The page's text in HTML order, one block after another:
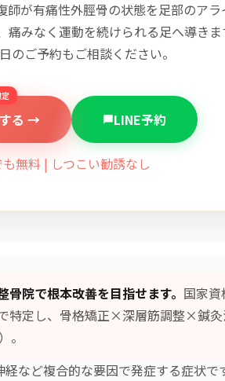
師が有痛性外脛骨の状態を足部のアラ
痛みなく運動を続けられる足へ導きま
のご予約もご相談ください。
る → LINE予約
無料 | しつこい勧誘なし
院で根本改善を目指せます。 国家
定し、 骨格矯正×深層筋調整×鍼灸
。
など複合的な要因で発症する症状で